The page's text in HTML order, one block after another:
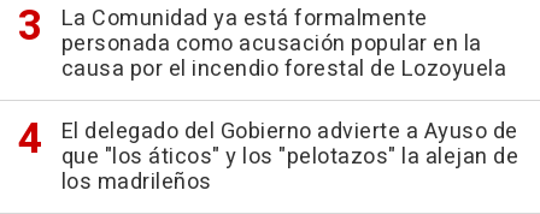
La Comunidad ya está formalmente
personada como acusación popular en la
causa por el incendio forestal de Lozoyuela
El delegado del Gobierno advierte a Ayuso de
que "los áticos" y los "pelotazos" la alejan de
los madrileños